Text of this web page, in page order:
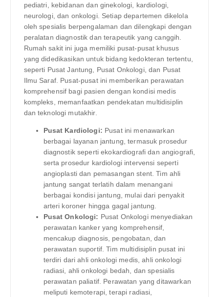
pediatri, kebidanan dan ginekologi, kardiologi,
neurologi, dan onkologi. Setiap departemen dikelola
oleh spesialis berpengalaman dan dilengkapi dengan
peralatan diagnostik dan terapeutik yang canggih.
Rumah sakit ini juga memiliki pusat-pusat khusus
yang didedikasikan untuk bidang kedokteran tertentu,
seperti Pusat Jantung, Pusat Onkologi, dan Pusat
Ilmu Saraf. Pusat-pusat ini memberikan perawatan
komprehensif bagi pasien dengan kondisi medis
kompleks, memanfaatkan pendekatan multidisiplin
dan teknologi mutakhir.
Pusat Kardiologi: Pusat ini menawarkan
berbagai layanan jantung, termasuk prosedur
diagnostik seperti ekokardiografi dan angiografi,
serta prosedur kardiologi intervensi seperti
angioplasti dan pemasangan stent. Tim ahli
jantung sangat terlatih dalam menangani
berbagai kondisi jantung, mulai dari penyakit
arteri koroner hingga gagal jantung.
Pusat Onkologi: Pusat Onkologi menyediakan
perawatan kanker yang komprehensif,
mencakup diagnosis, pengobatan, dan
perawatan suportif. Tim multidisiplin pusat ini
terdiri dari ahli onkologi medis, ahli onkologi
radiasi, ahli onkologi bedah, dan spesialis
perawatan paliatif. Perawatan yang ditawarkan
meliputi kemoterapi, terapi radiasi,